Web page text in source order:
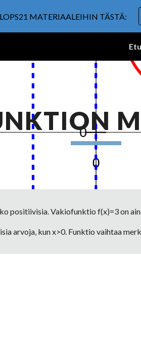
main content
LOPS21 MATERIAALEIHIN TÄSTÄ:
positiivisia. Vakiofunktio f(x)=3 on
arvoja, kun x>0. Funktio vaihtaa